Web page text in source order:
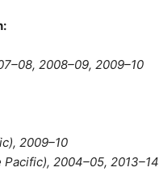
2008–09, 2009–10
2009–10
Pacific), 2004–05, 2013–14